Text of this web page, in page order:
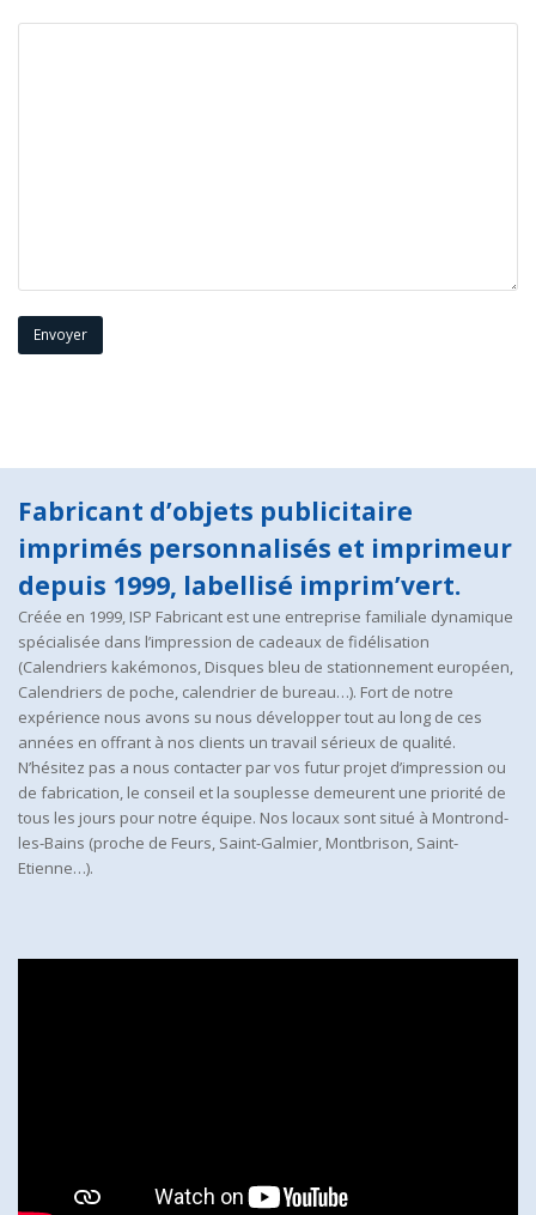
Fabricant d’objets publicitaire
imprimés personnalisés et imprimeur
depuis 1999, labellisé imprim’vert.
Créée en 1999, ISP Fabricant est une entreprise familiale dynamique
spécialisée dans l’impression de cadeaux de fidélisation
(Calendriers kakémonos, Disques bleu de stationnement européen,
Calendriers de poche, calendrier de bureau…). Fort de notre
expérience nous avons su nous développer tout au long de ces
années en offrant à nos clients un travail sérieux de qualité.
N’hésitez pas a nous contacter par vos futur projet d’impression ou
de fabrication, le conseil et la souplesse demeurent une priorité de
tous les jours pour notre équipe. Nos locaux sont situé à Montrond-
les-Bains (proche de Feurs, Saint-Galmier, Montbrison, Saint-
Etienne…).